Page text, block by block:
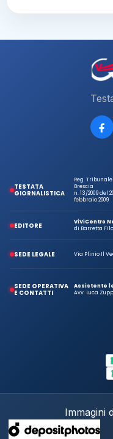
TESTATA
GIORNALISTICA
Reg.
Brescia
n. 13/2009 del
febbraio 2009
EDITORE
ViViCentro
di Barretta
SEDE LEGALE Via Plinio Il
SEDE OPERATIVA
E CONTATTI
Assistente
Avv. Luca
Immagini